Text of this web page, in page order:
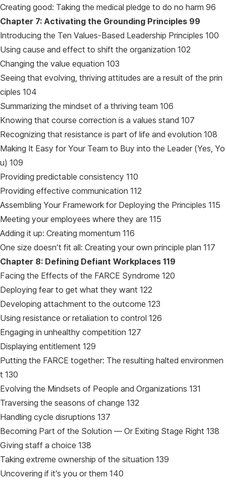
Creating good: Taking the medical pledge to do no harm 96
Chapter 7: Activating the Grounding Principles 99
Introducing the Ten Values-Based Leadership Principles 100
Using cause and effect to shift the organization 102
Changing the value equation 103
Seeing that evolving, thriving attitudes are a result of the prin
ciples 104
Summarizing the mindset of a thriving team 106
Knowing that course correction is a values stand 107
Recognizing that resistance is part of life and evolution 108
Making It Easy for Your Team to Buy into the Leader (Yes, Yo
u) 109
Providing predictable consistency 110
Providing effective communication 112
Assembling Your Framework for Deploying the Principles 115
Meeting your employees where they are 115
Adding it up: Creating momentum 116
One size doesn’t fit all: Creating your own principle plan 117
Chapter 8: Defining Defiant Workplaces 119
Facing the Effects of the FARCE Syndrome 120
Deploying fear to get what they want 122
Developing attachment to the outcome 123
Using resistance or retaliation to control 126
Engaging in unhealthy competition 127
Displaying entitlement 129
Putting the FARCE together: The resulting halted environmen
t 130
Evolving the Mindsets of People and Organizations 131
Traversing the seasons of change 132
Handling cycle disruptions 137
Becoming Part of the Solution — Or Exiting Stage Right 138
Giving staff a choice 138
Taking extreme ownership of the situation 139
Uncovering if it’s you or them 140